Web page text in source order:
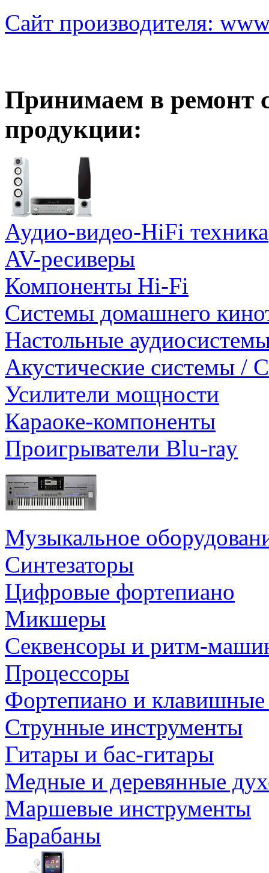
Сайт производителя:
Принимаем в ремонт
продукции:
Аудио-видео-HiFi техника
AV-ресиверы
Компоненты Hi-Fi
Системы домашнего
Настольные
Акустические системы /
Усилители мощности
Караоке-компоненты
Проигрыватели Blu-ray
Музыкальное
Синтезаторы
Цифровые фортепиано
Микшеры
Секвенсоры и ритм-
Процессоры
Фортепиано и
Струнные инструменты
Гитары и бас-гитары
Медные и деревянные
Маршевые инструменты
Барабаны